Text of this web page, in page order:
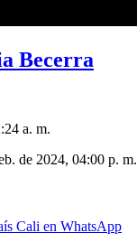
Becerra
a. m.
de 2024, 04:00 p. m.
Cali en WhatsApp